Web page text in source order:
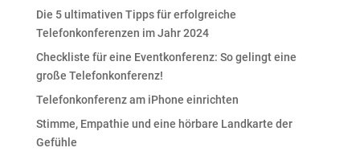
Die 5 ultimativen Tipps für erfolgreiche
Telefonkonferenzen im Jahr 2024
Checkliste für eine Eventkonferenz: So gelingt eine
große Telefonkonferenz!
Telefonkonferenz am iPhone einrichten
Stimme, Empathie und eine hörbare Landkarte der
Gefühle